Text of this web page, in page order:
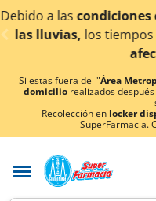
< div class="carousel-
ocasionadas por
podrían verse
Si estas fuera del "Área
domicilio realizados
Recolección en locker
SuperFarmacia.